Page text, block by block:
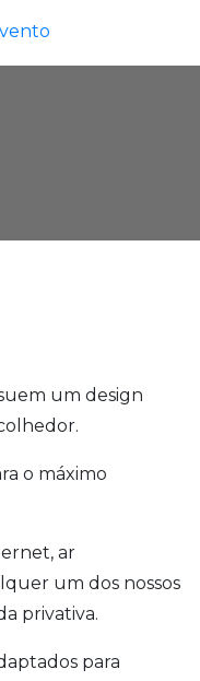
um design
o máximo
ar
um dos nossos
privativa.
para